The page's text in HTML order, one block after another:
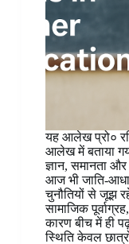
यह आलेख प्रो०
आलेख में बताया
ज्ञान, समानता
आज भी जाति-
चुनौतियों से जूझ
सामाजिक
कारण बीच में ही
स्थिति केवल